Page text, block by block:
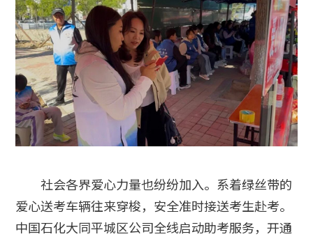
社会各界爱心力量也纷纷加入。系着绿丝带的
爱心送考车辆往来穿梭，安全准时接送考生赴考。
中国石化大同平城区公司全线启动助考服务，开通